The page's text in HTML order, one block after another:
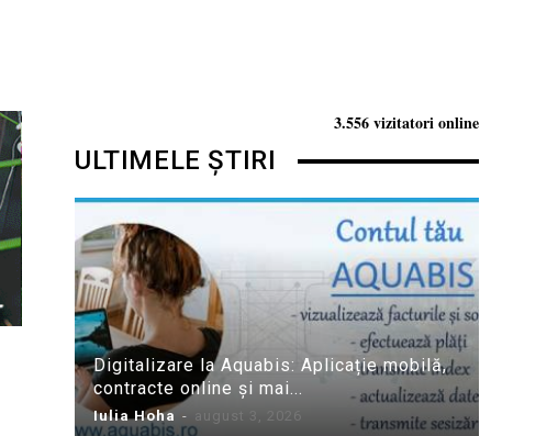
3.556 vizitatori online
ULTIMELE ȘTIRI
Digitalizare la Aquabis: Aplicație mobilă,
contracte online și mai...
Iulia Hoha - august 3, 2026